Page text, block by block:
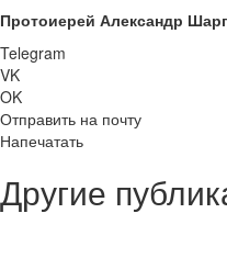
Протоиерей Александр
Telegram
VK
OK
Отправить на почту
Напечатать
Другие